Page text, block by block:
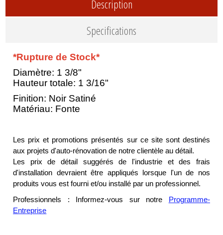
Description
Specifications
*Rupture de Stock*
Diamètre: 1 3/8"
Hauteur totale: 1 3/16"
Finition: Noir Satiné
Matériau: Fonte
Les prix et promotions présentés sur ce site sont destinés
aux projets d'auto-rénovation de notre clientèle au détail.
Les prix de détail suggérés de l'industrie et des frais
d'installation devraient être appliqués lorsque l'un de nos
produits vous est fourni et/ou installé par un professionnel.
Professionnels : Informez-vous sur notre
Programme-
Entreprise